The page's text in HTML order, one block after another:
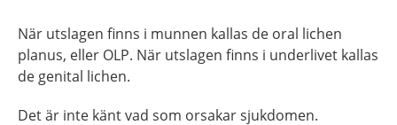
När utslagen finns i munnen kallas de oral lichen
planus, eller OLP. När utslagen finns i underlivet kallas
de genital lichen.
Det är inte känt vad som orsakar sjukdomen.